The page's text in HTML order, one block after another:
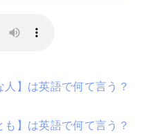
人】は英語で何て言う？
も】は英語で何て言う？